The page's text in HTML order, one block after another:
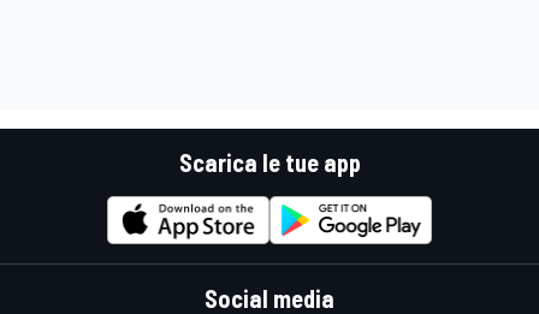
Scarica le tue app
Social media